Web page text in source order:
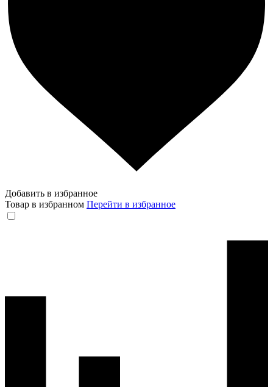
Добавить в избранное
Товар в избранном Перейти в избранное